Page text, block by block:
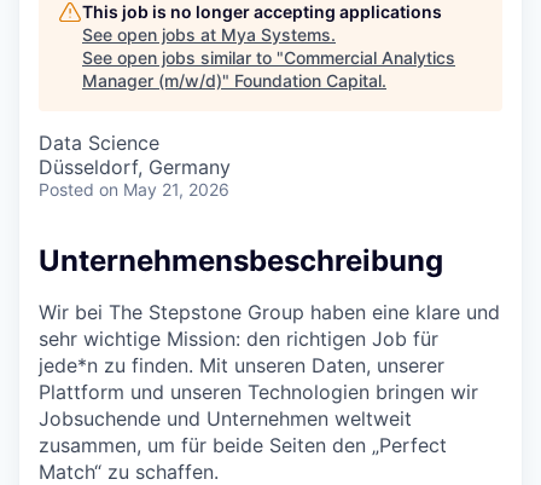
This job is no longer accepting applications
See open jobs at Mya Systems.
See open jobs similar to "Commercial Analytics
Manager (m/w/d)" Foundation Capital.
Data Science
Düsseldorf, Germany
Posted on May 21, 2026
Unternehmensbeschreibung
Wir bei The Stepstone Group haben eine klare und
sehr wichtige Mission: den richtigen Job für
jede*n zu finden. Mit unseren Daten, unserer
Plattform und unseren Technologien bringen wir
Jobsuchende und Unternehmen weltweit
zusammen, um für beide Seiten den „Perfect
Match“ zu schaffen.